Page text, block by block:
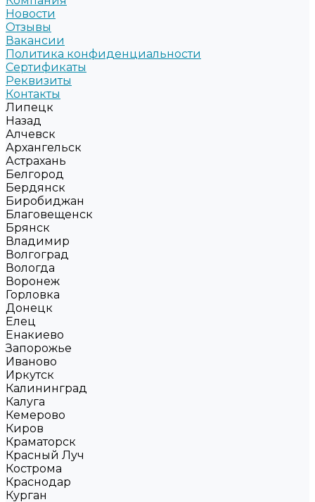
Новости
Отзывы
Вакансии
Политика конфиденциальности
Сертификаты
Реквизиты
Контакты
Липецк
Назад
Алчевск
Архангельск
Астрахань
Белгород
Бердянск
Биробиджан
Благовещенск
Брянск
Владимир
Волгоград
Вологда
Воронеж
Горловка
Донецк
Елец
Енакиево
Запорожье
Иваново
Иркутск
Калининград
Калуга
Кемерово
Киров
Краматорск
Красный Луч
Кострома
Краснодар
Курган